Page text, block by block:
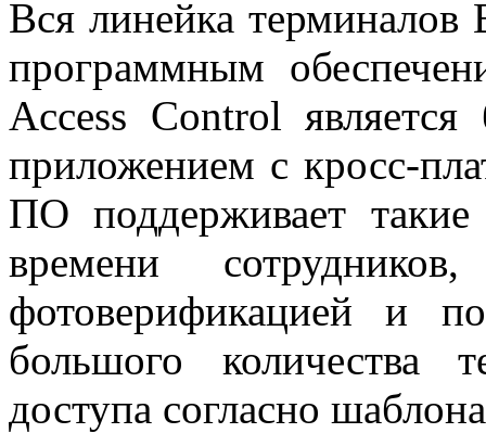
Вся линейка терминалов
программным
Access Control является
приложением с кросс-
ПО поддерживает
времени
фотоверификацией и
большого количества
доступа согласно